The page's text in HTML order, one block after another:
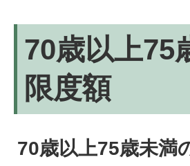
70歳以上75
限度額
70歳以上75歳未満